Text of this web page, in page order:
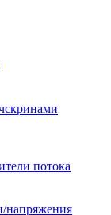
потока
напряжения